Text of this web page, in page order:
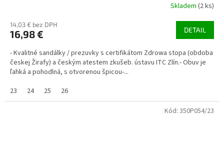
Skladem (2 ks)
14,03 € bez DPH
16,98 € DETAIL
- Kvalitné sandálky / prezuvky s certifikátom Zdrowa stopa (obdoba
českej Žirafy) a českým atestem zkušeb. ústavu ITC Zlín.- Obuv je
ľahká a pohodlná, s otvorenou špicou-...
23
24 25 26
Kód: 350P054/23